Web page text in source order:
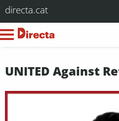
directa.cat
UNITED Against